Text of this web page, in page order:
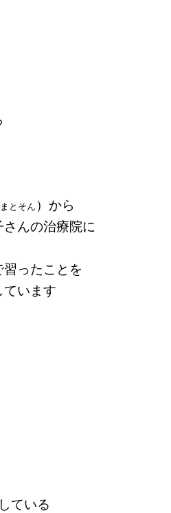
とそん ）から
んの治療院に
ったことを
います
ている